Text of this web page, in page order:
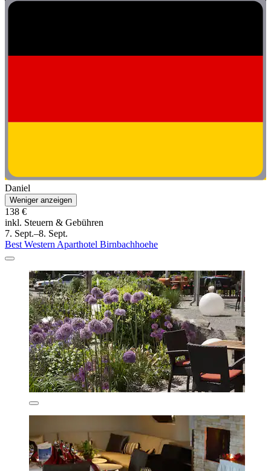
Daniel
Weniger anzeigen
138 €
inkl. Steuern & Gebühren
7. Sept.–8. Sept.
Best Western Aparthotel Birnbachhoehe